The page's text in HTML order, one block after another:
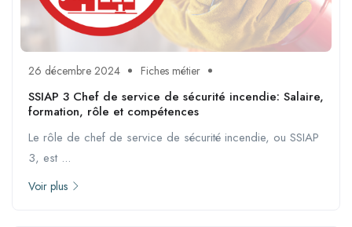
26 décembre 2024 Fiches métier
SSIAP 3 Chef de service de sécurité incendie: Salaire,
formation, rôle et compétences
Le rôle de chef de service de sécurité incendie, ou SSIAP
3, est ...
Voir plus